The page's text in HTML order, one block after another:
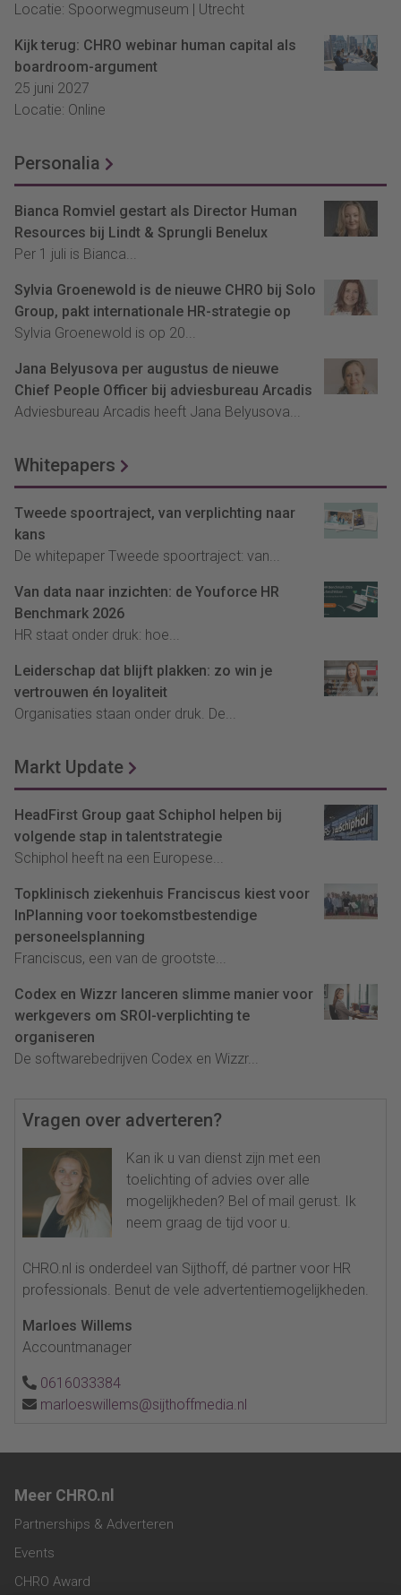
Locatie: Spoorwegmuseum | Utrecht
Kijk terug: CHRO webinar human capital als
boardroom-argument
25 juni 2027
Locatie: Online
Personalia
Bianca Romviel gestart als Director Human
Resources bij Lindt & Sprungli Benelux
Per 1 juli is Bianca...
Sylvia Groenewold is de nieuwe CHRO bij Solo
Group, pakt internationale HR-strategie op
Sylvia Groenewold is op 20...
Jana Belyusova per augustus de nieuwe
Chief People Officer bij adviesbureau Arcadis
Adviesbureau Arcadis heeft Jana Belyusova...
Whitepapers
Tweede spoortraject, van verplichting naar
kans
De whitepaper Tweede spoortraject: van...
Van data naar inzichten: de Youforce HR
Benchmark 2026
HR staat onder druk: hoe...
Leiderschap dat blijft plakken: zo win je
vertrouwen én loyaliteit
Organisaties staan onder druk. De...
Markt Update
HeadFirst Group gaat Schiphol helpen bij
volgende stap in talentstrategie
Schiphol heeft na een Europese...
Topklinisch ziekenhuis Franciscus kiest voor
InPlanning voor toekomstbestendige
personeelsplanning
Franciscus, een van de grootste...
Codex en Wizzr lanceren slimme manier voor
werkgevers om SROI-verplichting te
organiseren
De softwarebedrijven Codex en Wizzr...
Vragen over adverteren?
Kan ik u van dienst zijn met een
toelichting of advies over alle
mogelijkheden? Bel of mail gerust. Ik
neem graag de tijd voor u.
CHRO.nl is onderdeel van Sijthoff, dé partner voor HR
professionals. Benut de vele advertentiemogelijkheden.
Marloes Willems
Accountmanager
0616033384
marloeswillems@sijthoffmedia.nl
Meer CHRO.nl
Partnerships & Adverteren
Events
CHRO Award